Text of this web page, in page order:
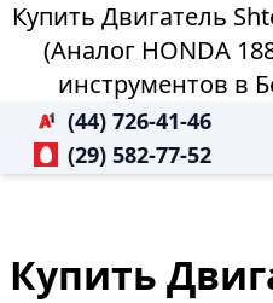
Купить Двигатель
(Аналог HONDA
инструментов в
(44) 726-41-46
(29) 582-77-52
Купить